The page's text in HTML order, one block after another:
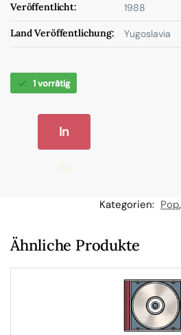
Veröffentlicht: 1988
Land Veröffentlichung: Yugoslavia
1 vorrätig
In
W
Kategorien: Pop,
Ähnliche Produkte